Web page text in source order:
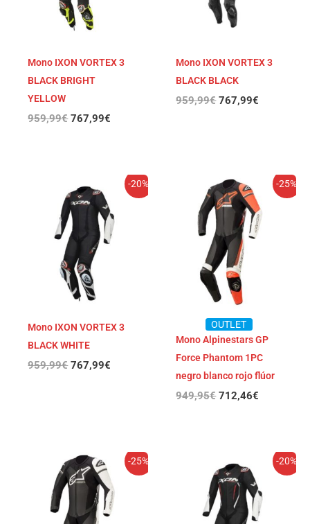
Mono IXON VORTEX 3
BLACK BRIGHT
YELLOW
959,99€ 767,99€
Mono IXON VORTEX 3
BLACK BLACK
959,99€ 767,99€
-20%
Mono IXON VORTEX 3
BLACK WHITE
959,99€
precio
original
era:
959,99€.
767,99€
precio
es:
767,99€.
-25%
OUTLET
Mono Alpinestars GP
Force Phantom 1PC
negro blanco rojo flúor
949,95€
El
precio
original
era:
949,95€.
712,46€
precio
actual
es:
712,46€.
-25%
El
precio
original
949,95€.
precio
actual
es:
712,46€.
-20%
precio
original
era:
849,99€.
precio
es:
679,99€.